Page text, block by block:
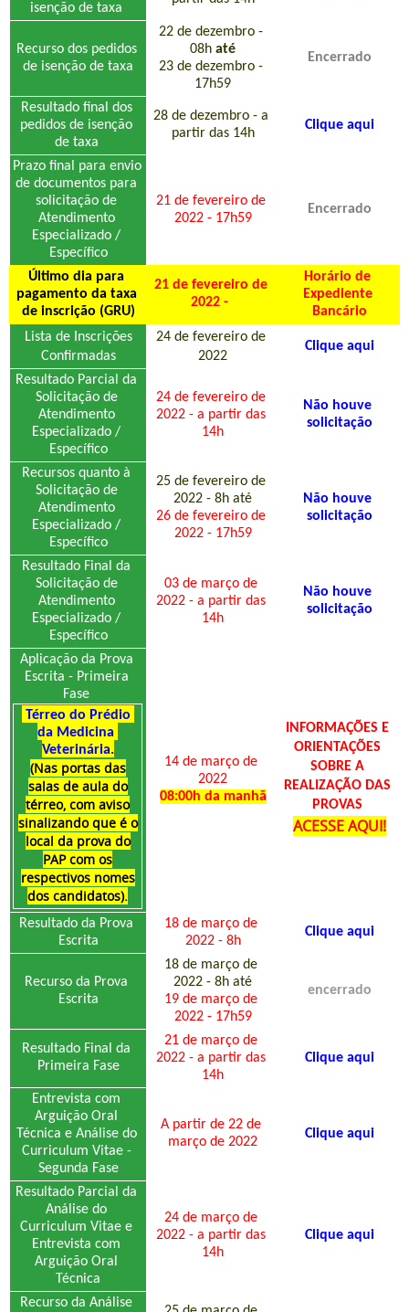
isenção de taxa
Recurso dos pedidos
de isenção de taxa
22 de dezembro -
08h até
23 de dezembro -
17h59
Encerrado
Resultado final dos
pedidos de isenção
de taxa
28 de dezembro - a
partir das 14h
Clique aqui
Prazo final para envio
de documentos para
solicitação de
Atendimento
Especializado /
Específico
21 de fevereiro de
2022 - 17h59
Encerrado
Último dia para
pagamento da taxa
de inscrição (GRU)
21 de fevereiro de
2022 -
Horário de
Expediente
Bancário
Confirmadas
24 de fevereiro de
2022
Clique aqui
Resultado Parcial da
Solicitação de
Atendimento
Especializado /
Específico
24 de fevereiro de
2022 - a partir das
14h
Não houve
solicitação
Recursos quanto à
Solicitação de
Atendimento
Especializado /
Específico
25 de fevereiro de
2022 - 8h até
26 de fevereiro de
2022 - 17h59
Não houve
solicitação
Resultado Final da
Solicitação de
Atendimento
Especializado /
Específico
03 de março de
2022 - a partir das
14h
Não houve
solicitação
Aplicação da Prova
Escrita - Primeira
Fase
da Medicina
Veterinária.
(Nas portas das
salas de aula do
térreo, com aviso
sinalizando que é o
local da prova do
PAP com os
respectivos nomes
dos candidatos).
14 de março de
2022
08:00h da manhã
INFORMAÇÕES E
ORIENTAÇÕES
SOBRE A
REALIZAÇÃO DAS
PROVAS
ACESSE AQUI!
Resultado da Prova
Escrita
18 de março de
2022 - 8h
Clique aqui
Recurso da Prova
Escrita
18 de março de
2022 - 8h até
19 de março de
2022 - 17h59
encerrado
Resultado Final da
Primeira Fase
21 de março de
2022 - a partir das
14h
Clique aqui
Entrevista com
Arguição Oral
Técnica e Análise do
Curriculum Vitae -
Segunda Fase
A partir de 22 de
março de 2022
Clique aqui
Resultado Parcial da
Análise do
Curriculum Vitae e
Entrevista com
Arguição Oral
Técnica
24 de março de
2022 - a partir das
14h
Clique aqui
Recurso da Análise